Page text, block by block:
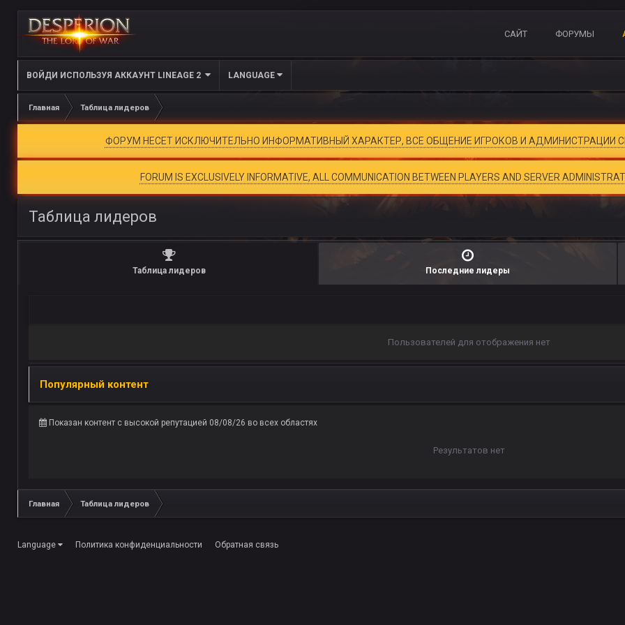
САЙТ ФОРУМЫ
ВОЙДИ ИСПОЛЬЗУЯ АККАУНТ LINEAGE 2 LANGUAGE
Главная Таблица лидеров
ФОРУМ НЕСЕТ ИСКЛЮЧИТЕЛЬНО ИНФОРМАТИВНЫЙ ХАРАКТЕР, ВСЕ ОБЩЕНИЕ ИГРОКОВ И АДМИНИСТРАЦИИ
FORUM IS EXCLUSIVELY INFORMATIVE, ALL COMMUNICATION BETWEEN PLAYERS AND SERVER
Таблица лидеров
Таблица лидеров Последние лидеры
Пользователей для отображения нет
Популярный контент
Показан контент с высокой репутацией 08/08/26 во всех областях
Результатов нет
Главная Таблица лидеров
Language Политика конфиденциальности Обратная связь